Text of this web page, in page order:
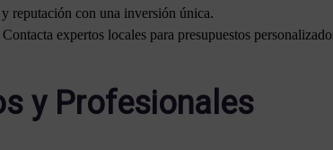
reputación con una inversión única.
expertos locales para presupuestos
y Profesionales